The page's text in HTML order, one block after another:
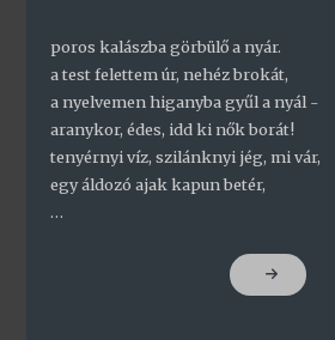
poros kalászba görbülő a nyár.
a test felettem úr, nehéz brokát,
a nyelvemen higanyba gyűl a nyál -
aranykor, édes, idd ki nők borát!
tenyérnyi víz, szilánknyi jég, mi vár,
egy áldozó ajak kapun betér,
…
"KILENC
HÍD"